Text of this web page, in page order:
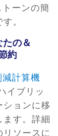
ーンの簡
。
の＆
約
計算機
イブリッ
ションに移
す。詳細
ソースに